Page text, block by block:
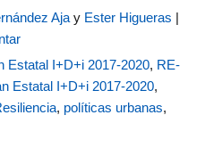
Aja y Ester Higueras |
Estatal I+D+i 2017-2020, RE-
Estatal I+D+i 2017-2020,
, políticas urbanas,